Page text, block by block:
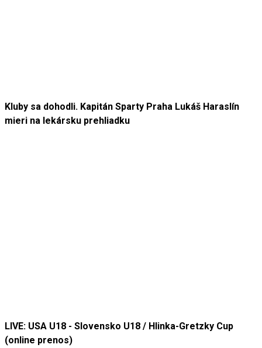
Kluby sa dohodli. Kapitán Sparty Praha Lukáš Haraslín
mieri na lekársku prehliadku
LIVE: USA U18 - Slovensko U18 / Hlinka-Gretzky Cup
(online prenos)